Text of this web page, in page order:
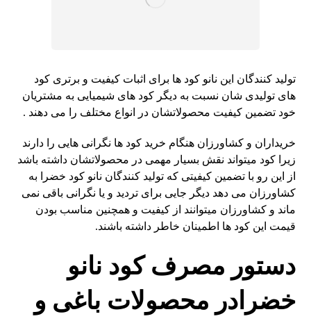
تولید کنندگان این نانو کود ها برای اثبات کیفیت و برتری کود
های تولیدی شان نسبت به دیگر کود های شیمیایی به مشتریان
خود تضمین کیفیت محصولاتشان در انواع مختلف را می دهند .
خریداران و کشاورزان هنگام خرید کود ها نگرانی هایی را دارند
زیرا کود میتواند نقش بسیار مهمی در محصولاتشان داشته باشد
از این رو با تضمین کیفیتی که تولید کنندگان نانو کود خضرا به
کشاورزان می دهد دیگر جایی برای تردید و یا نگرانی باقی نمی
ماند و کشاورزان میتوانند از کیفیت و همچنین مناسب بودن
قیمت این کود ها اطمینان خاطر داشته باشند.
دستور مصرف کود نانو
خضرادر محصولات باغی و